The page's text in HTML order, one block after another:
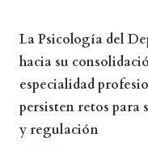
La Psicología del
hacia su
especialidad
persisten retos para
y regulación